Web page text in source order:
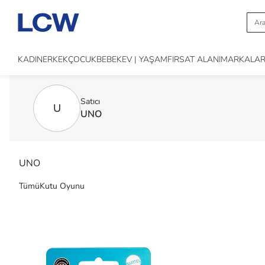
KADINERKEKÇOCUKBEBEKEV | YAŞAMFIRSAT ALANIMARKALAR
U Satıcı
UNO
UNO
TümüKutu Oyunu